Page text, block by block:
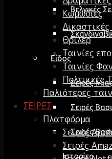
Βελγικές
Είδος
Σειρές
Σειρές
Σειρές
Ιστορίες
Κωμωδίες
Δικαστικές
Θρίλερ
Ταινίες
Ταινίες
Πολεμικές
Παλιότερες
ΣΕΙΡΕΣ
Πλατφόρμα
Σειρές
Σειρές